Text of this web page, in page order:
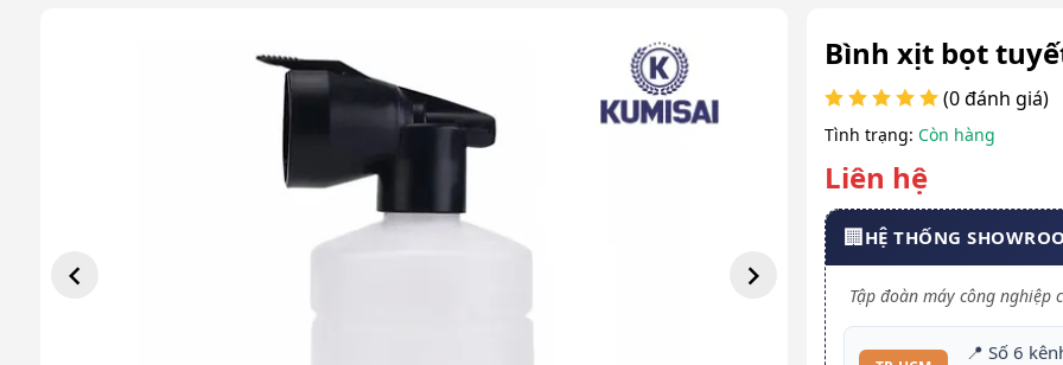
Bình xịt bọt
(0 đánh giá)
Tình trạng: Còn hàng
Liên hệ
🏢HỆ THỐNG
Tập đoàn máy công
📍 Số 6